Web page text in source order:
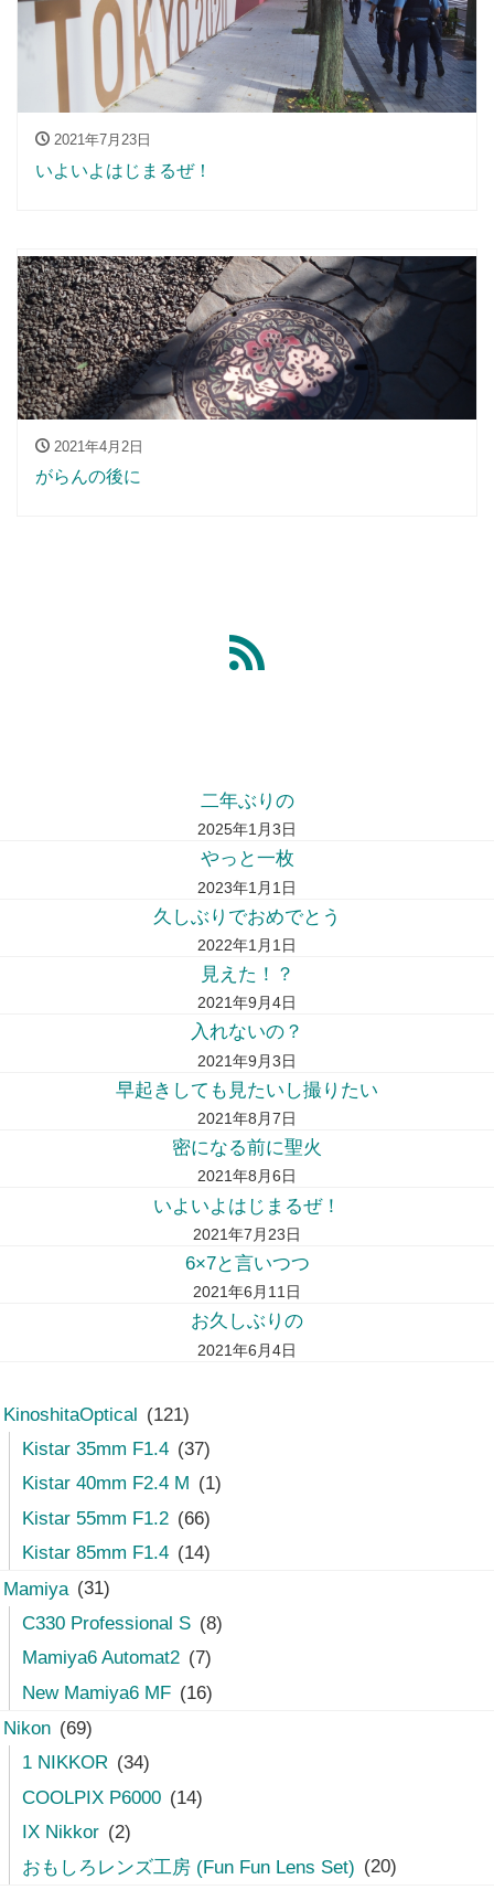
2021年7月23日
いよいよはじまるぜ！
2021年4月2日
がらんの後に
二年ぶりの
2025年1月3日
やっと一枚
2023年1月1日
久しぶりでおめでとう
2022年1月1日
見えた！？
2021年9月4日
入れないの？
2021年9月3日
早起きしても見たいし撮りたい
2021年8月7日
密になる前に聖火
2021年8月6日
いよいよはじまるぜ！
2021年7月23日
6×7と言いつつ
2021年6月11日
お久しぶりの
2021年6月4日
KinoshitaOptical (121)
Kistar 35mm F1.4 (37)
Kistar 40mm F2.4 M (1)
Kistar 55mm F1.2 (66)
Kistar 85mm F1.4 (14)
Mamiya (31)
C330 Professional S (8)
Mamiya6 Automat2 (7)
New Mamiya6 MF (16)
Nikon (69)
1 NIKKOR (34)
COOLPIX P6000 (14)
IX Nikkor (2)
おもしろレンズ工房 (Fun Fun Lens Set) (20)